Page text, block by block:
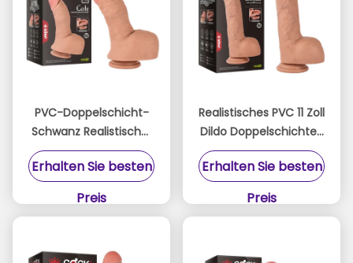
PVC-Doppelschicht-
Schwanz Realistischer
Dildo für Königin
Durchmesser 6,2 cm
Dicke Realistischer
Dildo
Erhalten Sie besten
Preis
Realistisches PVC 11 Zoll
Dildo Doppelschichten
Großer Schwanz für
Frauen Sexspielzeug
Erhalten Sie besten
Preis